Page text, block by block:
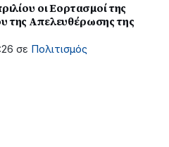
οι Εορτασμοί της
της Απελευθέρωσης της
σε Πολιτισμός